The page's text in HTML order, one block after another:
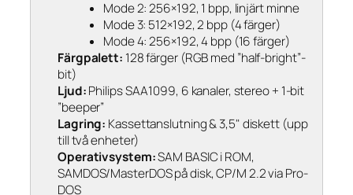
Mode 2: 256×192, 1 bpp, linjärt minne
Mode 3: 512×192, 2 bpp (4 färger)
Mode 4: 256×192, 4 bpp (16 färger)
Färgpalett: 128 färger (RGB med ”half-bright”-
bit)
Ljud:Philips SAA1099, 6 kanaler, stereo + 1-bit
”beeper”
Lagring: Kassettanslutning & 3,5" diskett (upp
till två enheter)
Operativsystem:SAM BASIC i ROM,
SAMDOS/MasterDOS på disk, CP/M 2.2 via Pro-
DOS